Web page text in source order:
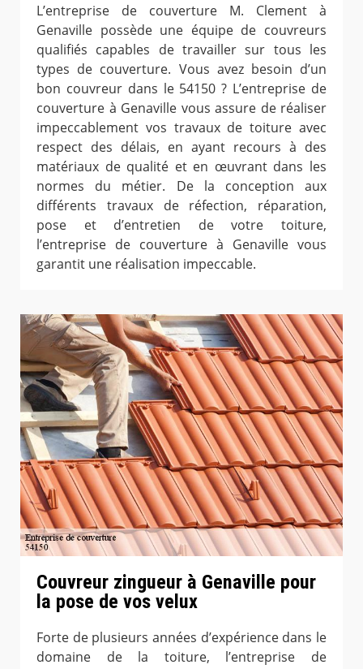
L’entreprise de couverture M. Clement à
Genaville possède une équipe de couvreurs
qualifiés capables de travailler sur tous les
types de couverture. Vous avez besoin d’un
bon couvreur dans le 54150 ? L’entreprise de
couverture à Genaville vous assure de réaliser
impeccablement vos travaux de toiture avec
respect des délais, en ayant recours à des
matériaux de qualité et en œuvrant dans les
normes du métier. De la conception aux
différents travaux de réfection, réparation,
pose et d’entretien de votre toiture,
l’entreprise de couverture à Genaville vous
garantit une réalisation impeccable.
Couvreur zingueur à Genaville pour
la pose de vos velux
Forte de plusieurs années d’expérience dans le
domaine de la toiture, l’entreprise de